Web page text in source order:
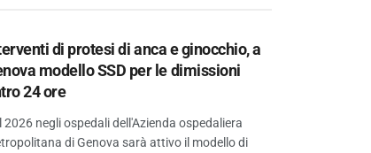
di protesi di anca e ginocchio, a
modello SSD per le dimissioni
24 ore
2026 negli ospedali dell'Azienda ospedaliera
di Genova sarà attivo il modello di